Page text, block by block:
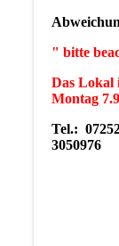
" bitte
Das Lokal
Montag
Tel.:
3050976